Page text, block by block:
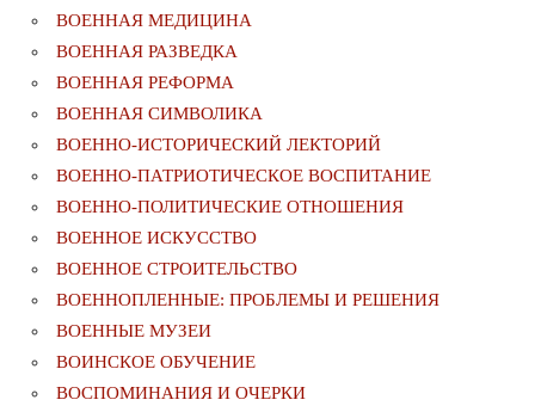
ВОЕННАЯ МЕДИЦИНА
ВОЕННАЯ РАЗВЕДКА
ВОЕННАЯ РЕФОРМА
ВОЕННАЯ СИМВОЛИКА
ВОЕННО-ИСТОРИЧЕСКИЙ ЛЕКТОРИЙ
ВОЕННО-ПАТРИОТИЧЕСКОЕ ВОСПИТАНИЕ
ВОЕННО-ПОЛИТИЧЕСКИE ОТНОШЕНИЯ
ВОЕННОЕ ИСКУССТВО
ВОЕННОЕ СТРОИТЕЛЬСТВО
ВОЕННОПЛЕННЫЕ: ПРОБЛЕМЫ И РЕШЕНИЯ
ВОЕННЫЕ МУЗЕИ
ВОИНСКОЕ ОБУЧЕНИЕ
ВОСПОМИНАНИЯ И ОЧЕРКИ